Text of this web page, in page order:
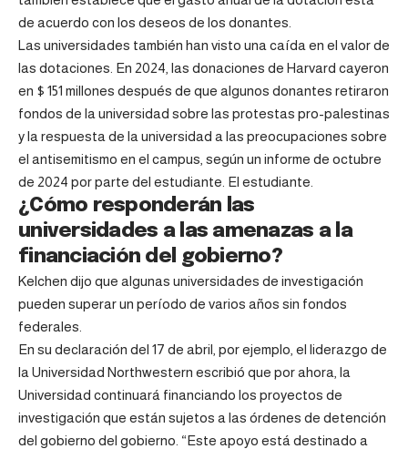
de acuerdo con los deseos de los donantes.
Las universidades también han visto una caída en el valor de
las dotaciones. En 2024, las donaciones de Harvard cayeron
en $ 151 millones después de que algunos donantes retiraron
fondos de la universidad sobre las protestas pro-palestinas
y la respuesta de la universidad a las preocupaciones sobre
el antisemitismo en el campus, según un informe de octubre
de 2024 por parte del estudiante. El estudiante.
¿Cómo responderán las
universidades a las amenazas a la
financiación del gobierno?
Kelchen dijo que algunas universidades de investigación
pueden superar un período de varios años sin fondos
federales.
En su declaración del 17 de abril, por ejemplo, el liderazgo de
la Universidad Northwestern escribió que por ahora, la
Universidad continuará financiando los proyectos de
investigación que están sujetos a las órdenes de detención
del gobierno del gobierno. “Este apoyo está destinado a